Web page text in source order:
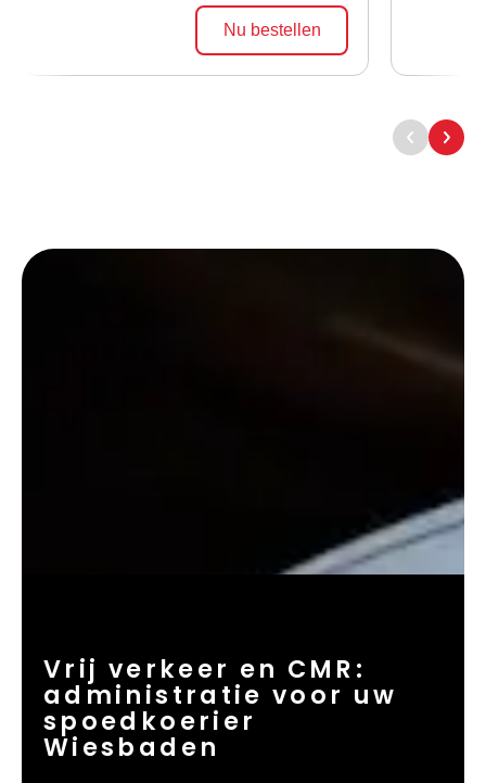
Nu bestellen
Vrij verkeer en CMR:
administratie voor uw
spoedkoerier
Wiesbaden